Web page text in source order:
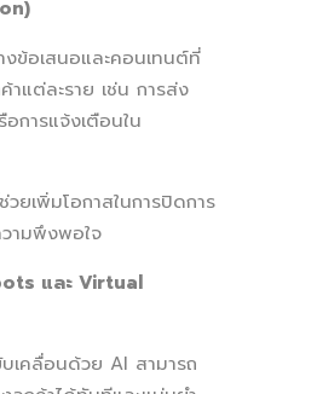
งข้อเสนอและคอนเทนต์ที่
าแต่ละราย เช่น การส่ง
การแจ้งเตือนใน
ยเพิ่มโอกาสในการปิดการ
ามพึงพอใจ
และ Virtual
เคลื่อนด้วย AI สามารถ